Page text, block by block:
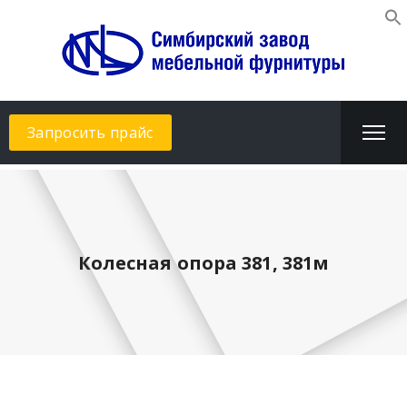
Запросить прайс
Колесная опора 381, 381м